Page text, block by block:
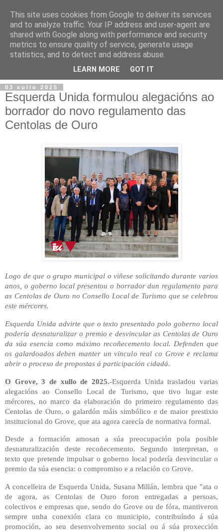
03 xullo 2025
Esquerda Unida formulou alegacións ao
borrador do novo regulamento das
Centolas de Ouro
Logo de que o grupo municipal o viñese solicitando durante varios
anos, o goberno local presentou o borrador dun regulamento para
as Centolas de Ouro no Consello Local de Turismo que se celebrou
este mércores.
Esquerda Unida advirte que o texto presentado polo goberno local
podería desnaturalizar o premio e desvincular as Centolas de Ouro
da súa esencia como máximo recoñecemento local. Defenden que
os galardoados deben manter un vínculo real co Grove e reclama
abrir o proceso de propostas á participación cidadá.
O Grove, 3 de xullo de 2025.-Esquerda Unida trasladou varias
alegacións ao Consello Local de Turismo, que tivo lugar este
mércores, no marco da elaboración do primeiro regulamento das
Centolas de Ouro, o galardón máis simbólico e de maior prestixio
institucional do Grove, que ata agora carecía de normativa formal.
Desde a formación amosan a súa preocupación pola posible
desnaturalización deste recoñecemento. Segundo interpretan, o
texto que pretende impulsar o goberno local podería desvincular o
premio da súa esencia: o compromiso e a relación co Grove.
A concelleira de Esquerda Unida, Susana Millán, lembra que "ata o
de agora, as Centolas de Ouro foron entregadas a persoas,
colectivos e empresas que, sendo do Grove ou de fóra, mantiveron
sempre unha conexión clara co municipio, contribuíndo á súa
promoción, ao seu desenvolvemento social ou á súa proxección
This site uses cookies from Google to deliver its services
and to analyze traffic. Your IP address and user-agent are
shared with Google along with performance and security
metrics to ensure quality of service, generate usage
statistics, and to detect and address abuse.
LEARN MORE GOT IT